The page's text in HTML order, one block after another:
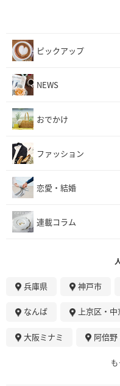
ピックアップ
NEWS
おでかけ
ファッション
恋愛・結婚
連載コラム
兵庫県 神戸市
なんば 上京区・
大阪ミナミ 阿倍